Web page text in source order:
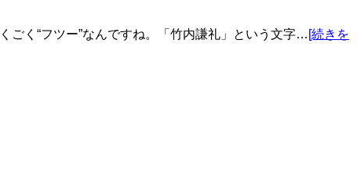
ごく“フツー”なんですね。「竹内謙礼」という文字… [続きを